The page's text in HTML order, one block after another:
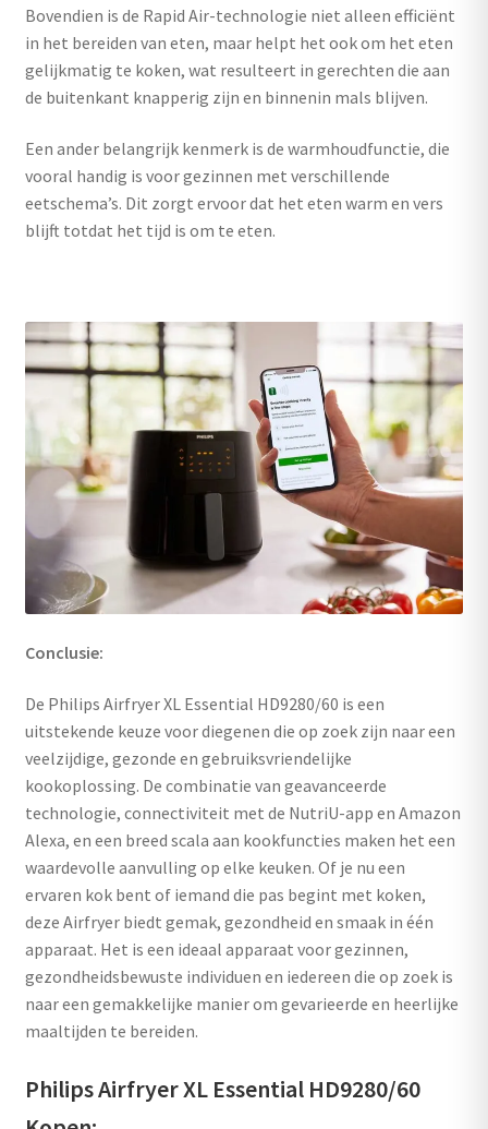
Bovendien is de Rapid Air-technologie niet alleen efficiënt
in het bereiden van eten, maar helpt het ook om het eten
gelijkmatig te koken, wat resulteert in gerechten die aan
de buitenkant knapperig zijn en binnenin mals blijven.
Een ander belangrijk kenmerk is de warmhoudfunctie, die
vooral handig is voor gezinnen met verschillende
eetschema’s. Dit zorgt ervoor dat het eten warm en vers
blijft totdat het tijd is om te eten.
Conclusie:
De Philips Airfryer XL Essential HD9280/60 is een
uitstekende keuze voor diegenen die op zoek zijn naar een
veelzijdige, gezonde en gebruiksvriendelijke
kookoplossing. De combinatie van geavanceerde
technologie, connectiviteit met de NutriU-app en Amazon
Alexa, en een breed scala aan kookfuncties maken het een
waardevolle aanvulling op elke keuken. Of je nu een
ervaren kok bent of iemand die pas begint met koken,
deze Airfryer biedt gemak, gezondheid en smaak in één
apparaat. Het is een ideaal apparaat voor gezinnen,
gezondheidsbewuste individuen en iedereen die op zoek is
naar een gemakkelijke manier om gevarieerde en heerlijke
maaltijden te bereiden.
Philips Airfryer XL Essential HD9280/60